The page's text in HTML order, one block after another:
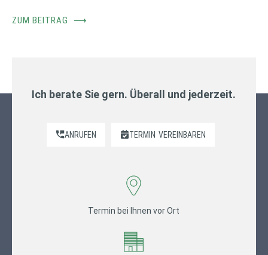
ZUM BEITRAG ⟶
Ich berate Sie gern. Überall und jederzeit.
ANRUFEN TERMIN VEREINBAREN
Termin bei Ihnen vor Ort